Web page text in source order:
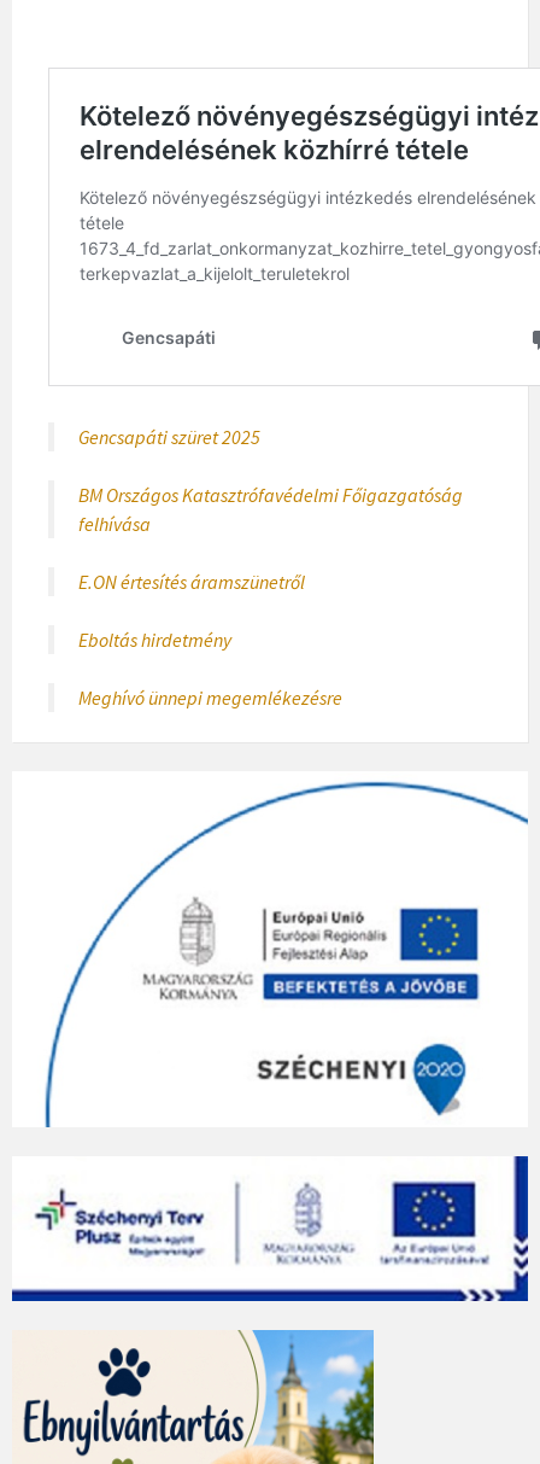
Gencsapáti szüret 2025
BM Országos Katasztrófavédelmi Főigazgatóság
felhívása
E.ON értesítés áramszünetről
Eboltás hirdetmény
Meghívó ünnepi megemlékezésre